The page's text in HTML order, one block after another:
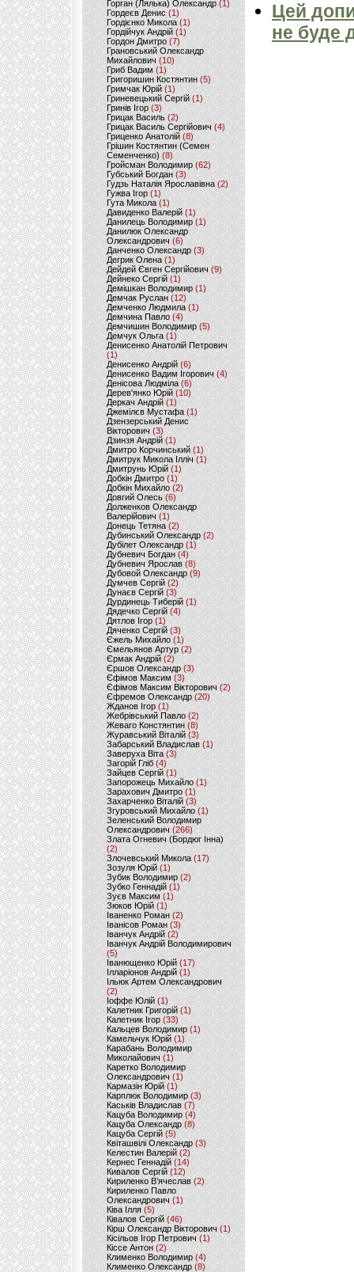
Горган (Лялька) Олександр(1)
Гордеєв Денис (1)
Гордієнко Микола (1)
Гордійчук Андрій (1)
Гордон Дмитро (7)
Грановський Олександр
Михайлович (10)
Гриб Вадим (1)
Григоришин Костянтин (5)
Гримчак Юрій(1)
Гриневецький Сергій(1)
Гринів Ігор (3)
Грицак Василь (2)
Грицак Василь Сергійович (4)
Гриценко Анатолій (8)
Грішин Костянтин (Семен
Семенченко)(8)
Гройсман Володимир(62)
Губський Богдан (3)
Гудзь Наталія Ярославівна(2)
Гужва Ігор (1)
Гута Микола (1)
Давиденко Валерій (1)
Данилець Володимир(1)
Данилюк Олександр
Олександрович (6)
Данченко Олександр (3)
Дегрик Олена(1)
Дейдей Євген Сергійович(9)
Дейнеко Сергій (1)
Демішкан Володимир(1)
Демчак Руслан (12)
Демченко Людмила (1)
Демчина Павло (4)
Демчишин Володимир (5)
Демчук Ольга(1)
Денисенко Анатолій Петрович
(1)
Денисенко Андрій (6)
Денисенко Вадим Ігорович (4)
Денісова Людміла(6)
Дерев'янко Юрій(10)
Деркач Андрій(1)
Джемілєв Мустафа (1)
Дзензерський Денис
Вікторович (3)
Дзинзя Андрій (1)
Дмитро Корчинський (1)
Дмитрук Микола Ілліч (1)
Дмитрунь Юрій (1)
Добкін Дмитро(1)
Добкін Михайло (2)
Довгий Олесь (6)
Долженков Олександр
Валерійович (1)
Донець Тетяна (2)
Дубинський Олександр(2)
Дубілет Олександр (1)
Дубневич Богдан (4)
Дубневич Ярослав (8)
Дубовой Олександр(9)
Думчев Сергій (2)
Дунаєв Сергій(3)
Дурдинець Тиберій (1)
Дядечко Сергій (4)
Дятлов Ігор (1)
Дяченко Сергій (3)
Єжель Михайло (1)
Ємельянов Артур (2)
Єрмак Андрій (2)
Єршов Олександр (3)
Єфімов Максим (3)
Єфімов Максим Вікторович (2)
Єфремов Олександр (20)
Жданов Ігор (1)
Жебрівський Павло (2)
Жеваго Констянтин (8)
Журавський Віталій (3)
Забарський Владислав (1)
Заверуха Віта (3)
Загорій Гліб (4)
Зайцев Сергій(1)
Запорожець Михайло (1)
Зарахович Дмитро (1)
Захарченко Віталій (3)
Згуровський Михайло (1)
Зеленський Володимир
Олександрович (266)
Злата Огневич (Бордюг Інна)
(2)
Злочевський Микола(17)
Зозуля Юрій (1)
Зубик Володимир (2)
Зубко Геннадій (1)
Зуєв Максим(1)
Зюков Юрій (1)
Іваненко Роман (2)
Іванісов Роман (3)
Іванчук Андрій(2)
Іванчук Андрій Володимирович
(5)
Іванющенко Юрій (17)
Ілларіонов Андрій (1)
Ільюк Артем Олександрович
(2)
Іоффе Юлій (1)
Калетник Григорій(1)
Калетник Ігор (33)
Кальцев Володимир(1)
Камельчук Юрій (1)
Карабань Володимир
Миколайович (1)
Каретко Володимир
Олександрович (1)
Кармазін Юрій(1)
Карплюк Володимир(3)
Каськів Владислав (7)
Кацуба Володимир (4)
Кацуба Олександр (8)
Кацуба Сергій (5)
Квіташвілі Олександр(3)
Келестин Валерій(2)
Кернес Геннадій (14)
Кивалов Сергій (12)
Кириленко В’ячеслав (2)
Кириленко Павло
Олександрович (1)
Ківа Ілля (5)
Ківалов Сергій(46)
Кірш Олександр Вікторович (1)
Кісільов Ігор Петрович (1)
Кіссе Антон (2)
Клименко Володимир(4)
Клименко Олександр (8)
Цей
не буде